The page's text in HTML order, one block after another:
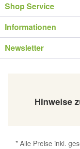
Shop Service
Informationen
Newsletter
Hinweise
* Alle Preise inkl.